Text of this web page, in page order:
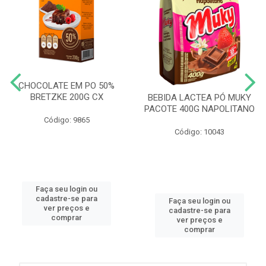
CHOCOLATE EM PO 50%
BRETZKE 200G CX
Código: 9865
Faça seu login ou
cadastre-se para
ver preços e
comprar
BEBIDA LACTEA PÓ MUKY
PACOTE 400G NAPOLITANO
Código: 10043
Faça seu login ou
cadastre-se para
ver preços e
comprar